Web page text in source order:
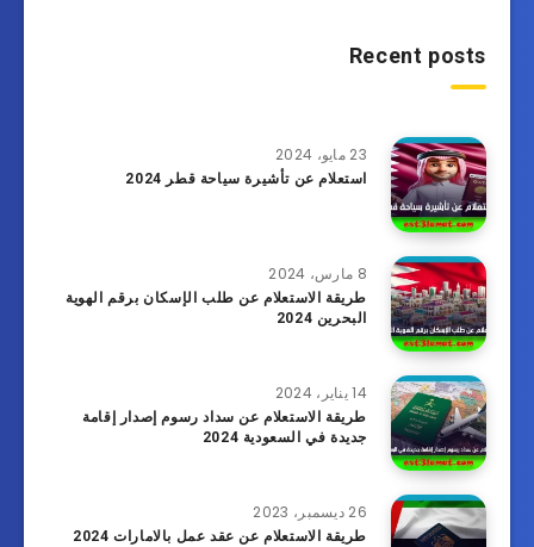
Recent posts
23 مايو، 2024
استعلام عن تأشيرة سياحة قطر 2024
8 مارس، 2024
طريقة الاستعلام عن طلب الإسكان برقم الهوية
البحرين 2024
14 يناير، 2024
طريقة الاستعلام عن سداد رسوم إصدار إقامة
جديدة في السعودية 2024
26 ديسمبر، 2023
طريقة الاستعلام عن عقد عمل بالامارات 2024